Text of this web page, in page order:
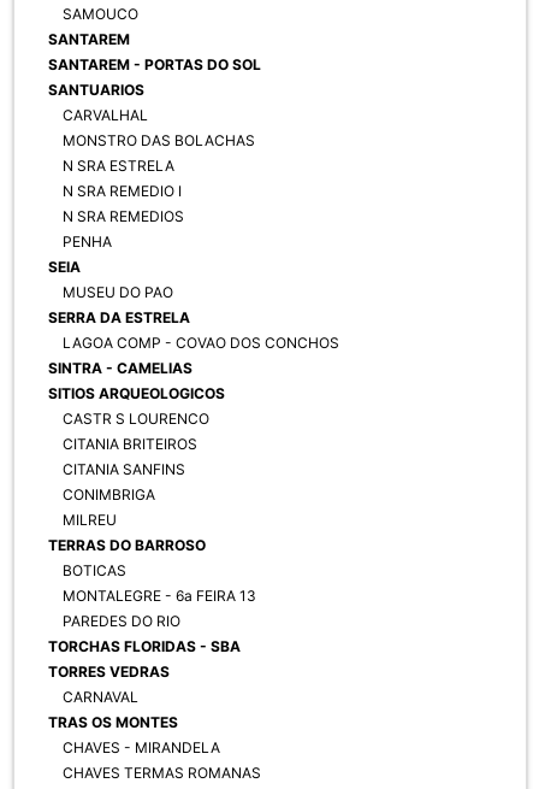
SAMOUCO
SANTAREM
SANTAREM - PORTAS DO SOL
SANTUARIOS
CARVALHAL
MONSTRO DAS BOLACHAS
N SRA ESTRELA
N SRA REMEDIO I
N SRA REMEDIOS
PENHA
SEIA
MUSEU DO PAO
SERRA DA ESTRELA
LAGOA COMP - COVAO DOS CONCHOS
SINTRA - CAMELIAS
SITIOS ARQUEOLOGICOS
CASTR S LOURENCO
CITANIA BRITEIROS
CITANIA SANFINS
CONIMBRIGA
MILREU
TERRAS DO BARROSO
BOTICAS
MONTALEGRE - 6a FEIRA 13
PAREDES DO RIO
TORCHAS FLORIDAS - SBA
TORRES VEDRAS
CARNAVAL
TRAS OS MONTES
CHAVES - MIRANDELA
CHAVES TERMAS ROMANAS